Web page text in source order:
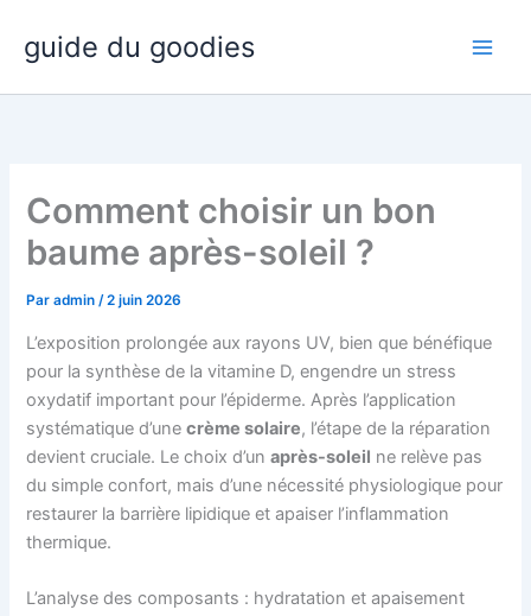
contenu
guide du goodies
Comment choisir un bon
baume après-soleil ?
Paradmin/2 juin 2026
L’exposition prolongée aux rayons UV, bien que bénéfique
pour la synthèse de la vitamine D, engendre un stress
oxydatif important pour l’épiderme. Après l’application
systématique d’unecrème solaire, l’étape de la réparation
devient cruciale. Le choix d’unaprès-soleil ne relève pas
du simple confort, mais d’une nécessité physiologique pour
restaurer la barrière lipidique et apaiser l’inflammation
thermique.
L’analyse des composants : hydratation et apaisement